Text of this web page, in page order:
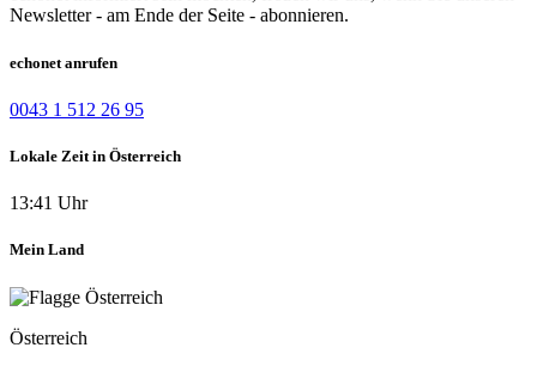
Newsletter - am Ende der Seite - abonnieren.
echonet anrufen
0043 1 512 26 95
Lokale Zeit in Österreich
13:41 Uhr
Mein Land
Österreich